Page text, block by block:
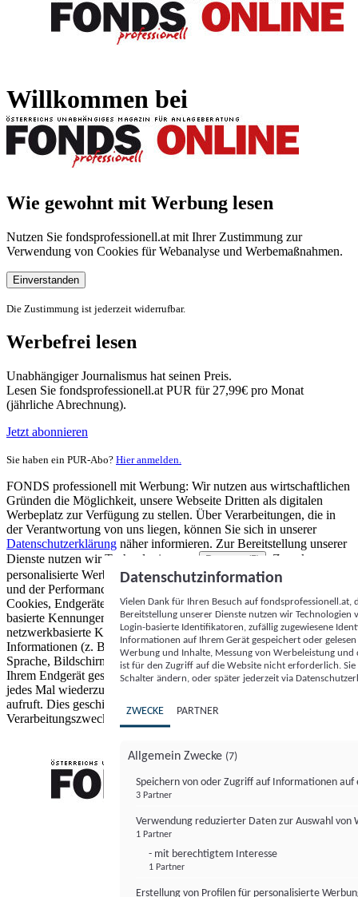
Willkommen bei
Wie gewohnt mit Werbung lesen
Nutzen Sie fondsprofessionell.at mit Ihrer Zustimmung zur
Verwendung von Cookies für Webanalyse und Werbemaßnahmen.
Einverstanden
Die Zustimmung ist jederzeit widerrufbar.
Werbefrei lesen
Unabhängiger Journalismus hat seinen Preis.
Lesen Sie fondsprofessionell.at PUR für 27,99€ pro Monat
(jährliche Abrechnung).
Jetzt abonnieren
Sie haben ein PUR-Abo? Hier anmelden.
FONDS professionell mit Werbung: Wir nutzen aus wirtschaftlichen
Gründen die Möglichkeit, unsere Webseite Dritten als digitalen
Werbeplatz zur Verfügung zu stellen. Über Verarbeitungen, die in
der Verantwortung von uns liegen, können Sie sich in unserer
Datenschutzerklärung näher informieren. Zur Bereitstellung unserer
Dienste nutzen wir Technologien von
Partnern (5)
. Zwecke:
personalisierte Werbung und Inhalte, Messung von Werbeleistung
und der Performance von Inhalten sowie Zielgruppenforschung.
Cookies, Endgeräte- oder ähnliche Online-Kennungen (z. B. login-
basierte Kennungen, zufällig generierte Kennungen,
netzwerkbasierte Kennungen) können zusammen mit anderen
Informationen (z. B. Browsertyp und Browserinformationen,
Sprache, Bildschirmgröße, unterstützte Technologien usw.) auf
Ihrem Endgerät gespeichert oder von dort ausgelesen werden, um es
jedes Mal wiederzuerkennen, wenn es eine App oder einer Webseite
aufruft. Dies geschieht für einen oder mehrere der hier aufgeführten
Verarbeitungszwecke.
Datenschutzinformation
Vielen Dank für Ihren Besuch auf
Bereitstellung unserer Dienste nutzen wir Technologien
Login-basierte Identifikatoren, zufällig zugewiesene
Informationen auf Ihrem Gerät gespeichert oder
Werbung und Inhalte, Messung von Werbeleistung
ist für den Zugriff auf die Website nicht erforderlich.
Schalter ändern, oder später jederzeit via
ZWECKE PARTNER
Allgemein Zwecke (7)
Speichern von oder Zugriff auf Informationen auf
3 Partner
Verwendung reduzierter Daten zur Auswahl von
1 Partner
- mit berechtigtem Interesse
1 Partner
Erstellung von Profilen für personalisierte
FONDS professionell